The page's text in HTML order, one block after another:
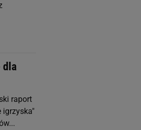
dla
raport
igrzyska"